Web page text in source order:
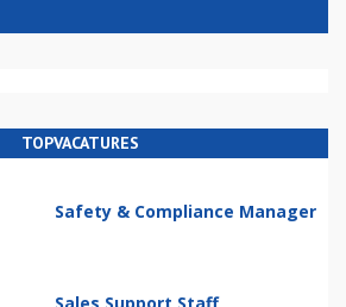
TOPVACATURES
Safety & Compliance Manager
Sales Support Staff